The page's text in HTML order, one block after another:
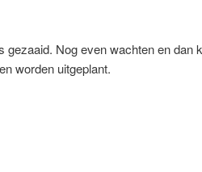
gezaaid. Nog even wachten en dan
worden uitgeplant.